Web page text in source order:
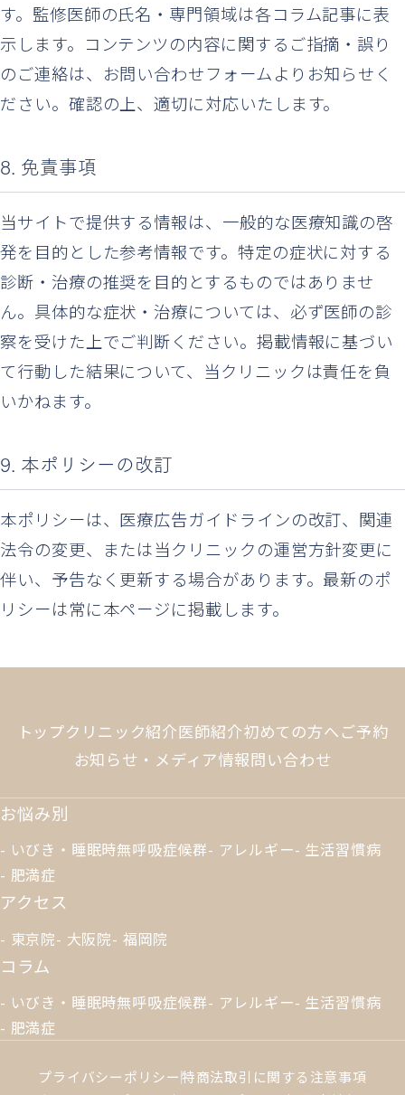
す。監修医師の氏名・専門領域は各コラム記事に表
示します。コンテンツの内容に関するご指摘・誤り
のご連絡は、お問い合わせフォームよりお知らせく
ださい。確認の上、適切に対応いたします。
8. 免責事項
当サイトで提供する情報は、一般的な医療知識の啓
発を目的とした参考情報です。特定の症状に対する
診断・治療の推奨を目的とするものではありませ
ん。具体的な症状・治療については、必ず医師の診
察を受けた上でご判断ください。掲載情報に基づい
て行動した結果について、当クリニックは責任を負
いかねます。
9. 本ポリシーの改訂
本ポリシーは、医療広告ガイドラインの改訂、関連
法令の変更、または当クリニックの運営方針変更に
伴い、予告なく更新する場合があります。最新のポ
リシーは常に本ページに掲載します。
トップクリニック紹介医師紹介初めての方へ ご予約
お知らせ・メディア情報問い合わせ
お悩み別
いびき・睡眠時無呼吸症候群 アレルギー 生活習慣病
肥満症
アクセス
東京院 大阪院 福岡院
コラム
いびき・睡眠時無呼吸症候群 アレルギー 生活習慣病
肥満症
プライバシーポリシー特商法取引に関する注意事項